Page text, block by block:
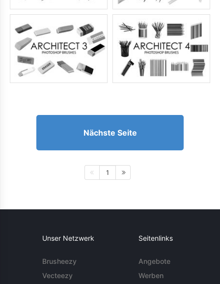
Nächste Seite
1
Unser Netzwerk
Brusheezy
Vecteezy
Seitenlinks
Angebote
Werben